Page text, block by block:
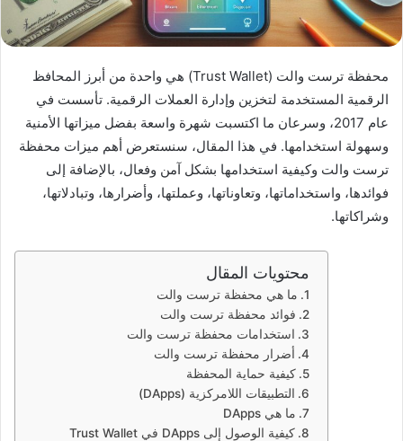
محفظة ترست والت (Trust Wallet) هي واحدة من أبرز المحافظ
الرقمية المستخدمة لتخزين وإدارة العملات الرقمية. تأسست في
عام 2017، وسرعان ما اكتسبت شهرة واسعة بفضل ميزاتها الأمنية
وسهولة استخدامها. في هذا المقال، سنستعرض أهم ميزات محفظة
ترست والت وكيفية استخدامها بشكل آمن وفعال، بالإضافة إلى
فوائدها، واستخداماتها، وتعاوناتها، وعملتها، وأضرارها، وتبادلاتها،
وشراكاتها.
محتويات المقال
ما هي محفظة ترست والت
فوائد محفظة ترست والت
استخدامات محفظة ترست والت
أضرار محفظة ترست والت
كيفية حماية المحفظة
التطبيقات اللامركزية (DApps)
ما هي DApps
كيفية الوصول إلى DApps في Trust Wallet